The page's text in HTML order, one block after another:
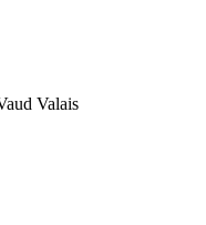
Valais